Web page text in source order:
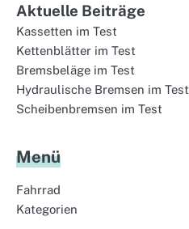
Aktuelle Beiträge
Kassetten im Test
Kettenblätter im Test
Bremsbeläge im Test
Hydraulische Bremsen im Test
Scheibenbremsen im Test
Menü
Fahrrad
Kategorien